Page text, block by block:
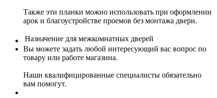
Также эти планки можно использовать при оформлении
арок и благоустройстве проемов без монтажа двери.
Назначение для межкомнатных дверей
Вы можете задать любой интересующий вас вопрос по
товару или работе магазина.
Наши квалифицированные специалисты обязательно
вам помогут.